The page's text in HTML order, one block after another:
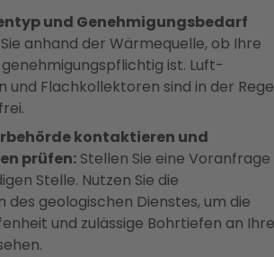
und Genehmigungsbedarf
anhand der Wärmequelle, ob Ihre
ist. Luft-
und Flachkollektoren sind in der
kontaktieren und
prüfen:Stellen Sie eine Voranfrage
Stelle. Nutzen Sie die
des geologischen Dienstes, um die
und zulässige Bohrtiefen an